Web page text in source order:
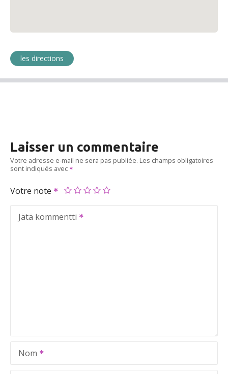
les directions
Laisser un commentaire
Votre adresse e-mail ne sera pas publiée. Les champs obligatoires
sont indiqués avec
Votre note
Jätä kommentti
Nom